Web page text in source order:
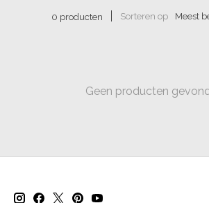
0 producten Sorteren op Meest
Geen producten